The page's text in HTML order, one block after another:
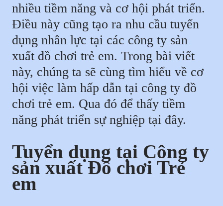
nhiều tiềm năng và cơ hội phát triển.
Điều này cũng tạo ra nhu cầu tuyển
dụng nhân lực tại các công ty sản
xuất đồ chơi trẻ em. Trong bài viết
này, chúng ta sẽ cùng tìm hiểu về cơ
hội việc làm hấp dẫn tại công ty đồ
chơi trẻ em. Qua đó để thấy tiềm
năng phát triển sự nghiệp tại đây.
Tuyển dụng tại Công ty
sản xuất Đồ chơi Trẻ
em